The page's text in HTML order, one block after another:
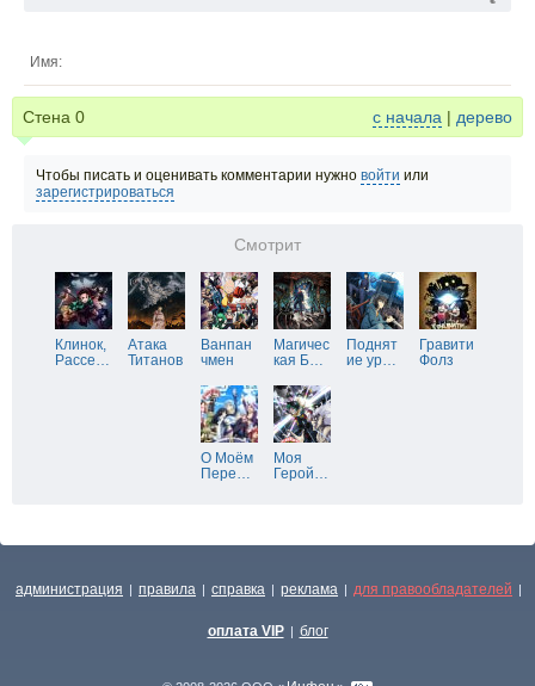
Имя:
Стена 0 с начала | дерево
Чтобы писать и оценивать комментарии нужно войти или
зарегистрироваться
Смотрит
Клинок,
Рассе…
Атака
Титанов
Ванпан
чмен
Магичес
кая Б…
Поднят
ие ур…
Гравити
Фолз
О Моём
Пере…
Моя
Герой…
администрация | правила | справка | реклама | для правообладателей |
оплата VIP | блог